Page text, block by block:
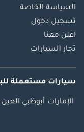
السياسة الخاصة
تسجيل دخول
اعلن معنا
تجار السيارات
سيارات مستعملة
الإمارات أبوظبي العين